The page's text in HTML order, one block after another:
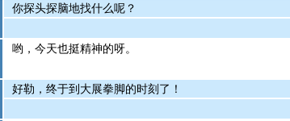
你探头探脑地找什么呢？
哟，今天也挺精神的呀。
好勒，终于到大展拳脚的时刻了！